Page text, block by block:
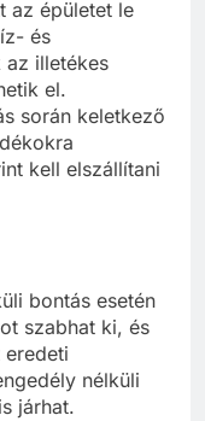
az épületet le
és
az illetékes
el.
során keletkező
kell elszállítani
bontás esetén
szabhat ki, és
nélküli
járhat.